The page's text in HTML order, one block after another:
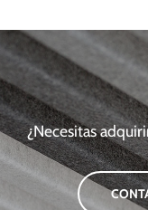
¿Necesitas